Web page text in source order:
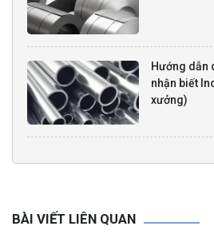
Hướng dẫn
nhận biết
xưởng)
BÀI VIẾT LIÊN QUAN